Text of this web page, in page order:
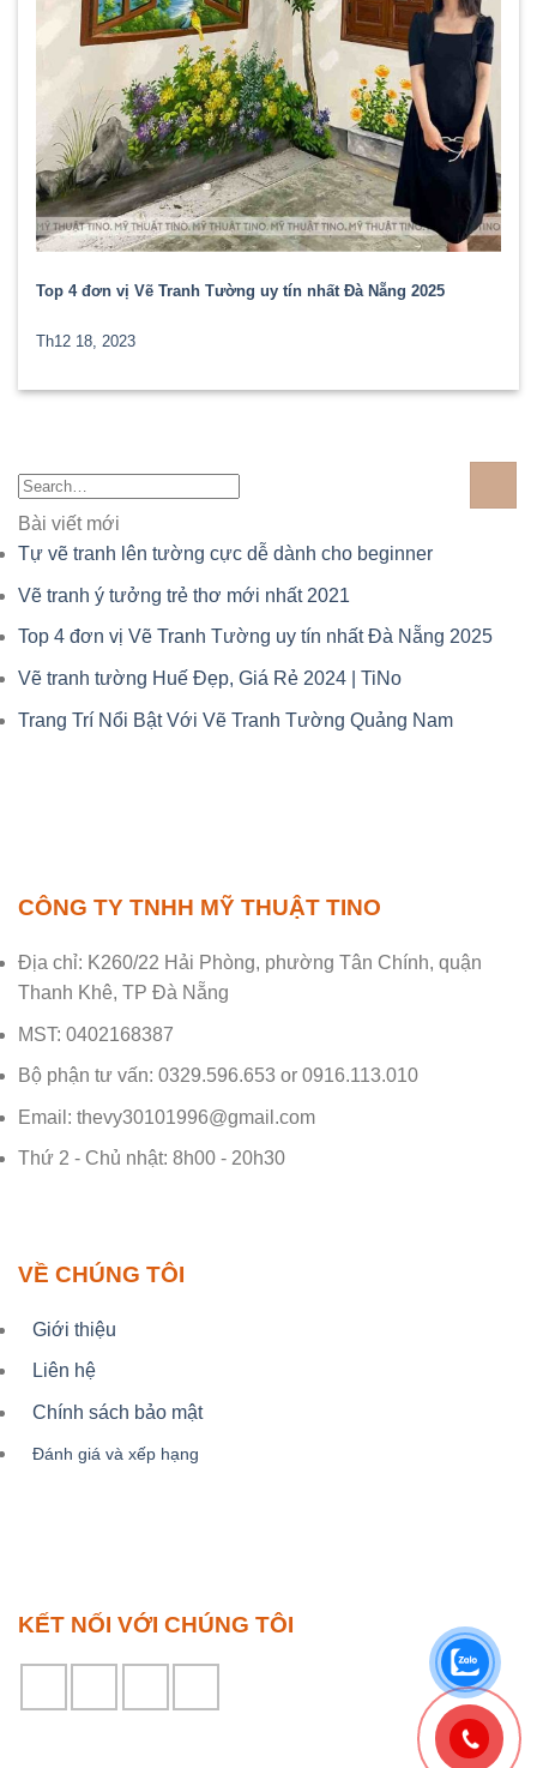
Top 4 đơn vị Vẽ Tranh Tường uy tín nhất Đà Nẵng 2025
Th12 18, 2023
Bài viết mới
Tự vẽ tranh lên tường cực dễ dành cho beginner
Vẽ tranh ý tưởng trẻ thơ mới nhất 2021
Top 4 đơn vị Vẽ Tranh Tường uy tín nhất Đà Nẵng 2025
Vẽ tranh tường Huế Đẹp, Giá Rẻ 2024 | TiNo
Trang Trí Nổi Bật Với Vẽ Tranh Tường Quảng Nam
CÔNG TY TNHH MỸ THUẬT TINO
Địa chỉ: K260/22 Hải Phòng, phường Tân Chính, quận
Thanh Khê, TP Đà Nẵng
MST: 0402168387
Bộ phận tư vấn: 0329.596.653 or 0916.113.010
Email: thevy30101996@gmail.com
Thứ 2 - Chủ nhật: 8h00 - 20h30
VỀ CHÚNG TÔI
Giới thiệu
Liên hệ
Chính sách bảo mật
Đánh giá và xếp hạng
KẾT NỐI VỚI CHÚNG TÔI